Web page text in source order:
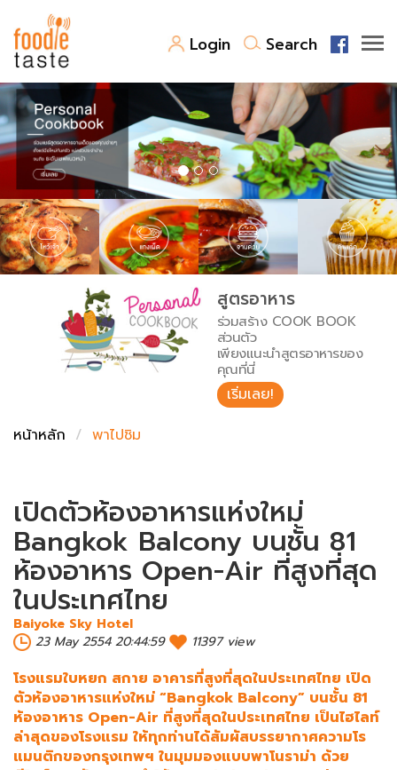
Login Search
สูตรอาหาร
สูตรอาหารล่าสุด
Top Foodie
พาไปชิม
สารพันก้นครัว
เคล็ดลับน่ารู้
เปรียบเทียบหน่วยการตวง
เปรียบเทียบอุณหภูมิ
เปรียบเทียบน้ำหนักวัตถุดิบ
FoodPedia
สร้าง Cookbook
สูตรอาหาร
ร่วมสร้าง COOK BOOK
ส่วนตัว
เพียงแนะนำสูตรอาหารของ
คุณที่นี่
เริ่มเลย!
หน้าหลัก
พาไปชิม
เปิดตัวห้องอาหารแห่งใหม่
Bangkok Balcony บนชั้น 81
ห้องอาหาร Open-Air ที่สูงที่สุด
ในประเทศไทย
Baiyoke Sky Hotel
23 May 2554 20:44:59
11397 view
โรงแรมใบหยก สกาย อาคารที่สูงที่สุดในประเทศไทย เปิด
ตัวห้องอาหารแห่งใหม่ “Bangkok Balcony” บนชั้น 81
ห้องอาหาร Open-Air ที่สูงที่สุดในประเทศไทย เป็นไฮไลท์
ล่าสุดของโรงแรม ให้ทุกท่านได้สัมผัสบรรยากาศความโร
แมนติกของกรุงเทพฯ ในมุมมองแบบพาโนราม่า ด้วย